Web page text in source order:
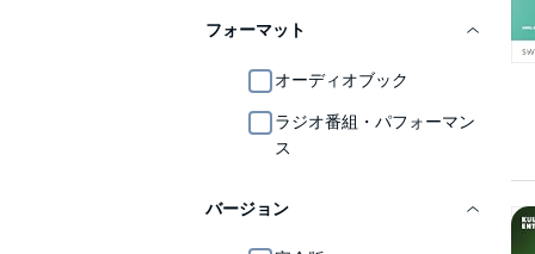
フォーマット
オーディオブック
ラジオ番組・パフォーマン
ス
バージョン